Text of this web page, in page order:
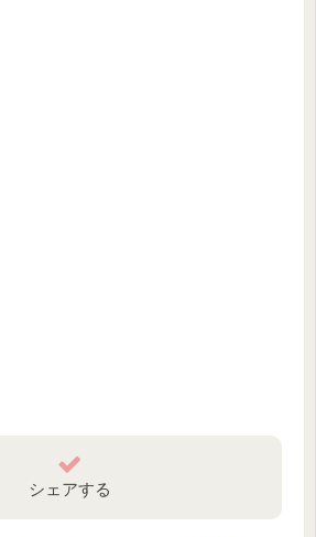
シェアする